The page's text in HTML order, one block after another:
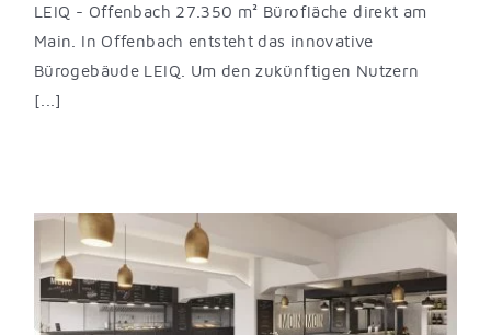
LEIQ - Offenbach 27.350 m² Bürofläche direkt am
Main. In Offenbach entsteht das innovative
Bürogebäude LEIQ. Um den zukünftigen Nutzern
[...]